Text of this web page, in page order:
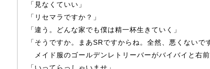
「見なくていい」
「リセマラですか？」
「違う。どんな家でも僕は精一杯生きていく」
「そうですか。まあSRですからね。全然、悪くないで
メイド服のゴー ルデンレトリーバーがバイバイと右